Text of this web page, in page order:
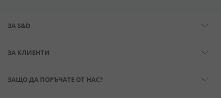
ЗА S&D
ЗА КЛИЕНТИ
ЗАЩО ДА ПОРЪЧАТЕ ОТ НАС?